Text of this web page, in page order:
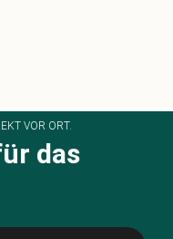
VOR ORT.
das